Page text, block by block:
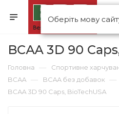
Оберіть мову
BCAA 3D 90
Головна — Спортивне
BCAA — BCAA без добавок —
BCAA 3D 90 Caps, BioTechUSA